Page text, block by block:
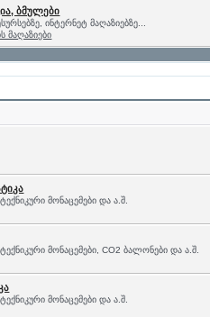
ბმულები
ინტერნეტ მაღაზიებზე...
მაღაზიები
მონაცემები და ა.შ.
მონაცემები, CO2 ბალონები და ა.შ.
მონაცემები და ა.შ.